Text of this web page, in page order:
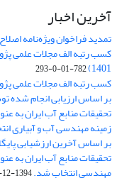
آخرین اخبار
تمدید فراخوان ویژه‌نامه
1401)
782-01-0-293
کسب رتبه الف مجلات علمی
تحقیقات منابع آب ایران به
زمینه مهندسی آب و آبیاری
بر اساس آخرین ارزشیابی
تحقیقات منابع آب ایران به
مهندسی انتخاب شد.1394-12-25